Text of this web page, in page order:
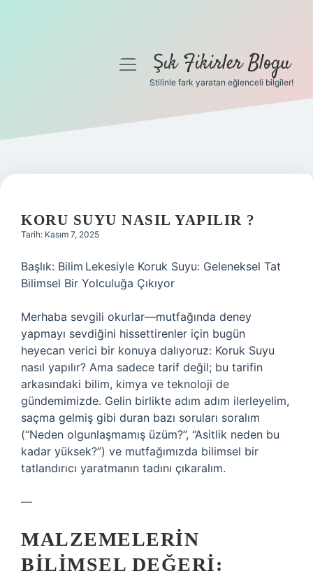
Gizlilik Politikası
Yasal Uyarı
menüyüŞık Fikirler Blogu
Stilinle fark yaratan eğlenceli bilgiler!
KORU SUYU NASIL YAPILIR ?
Tarih: Kasım 7, 2025
Başlık: Bilim Lekesiyle Koruk Suyu: Geleneksel Tat
Bilimsel Bir Yolculuğa Çıkıyor
Merhaba sevgili okurlar—mutfağında deney
yapmayı sevdiğini hissettirenler için bugün
heyecan verici bir konuya dalıyoruz: Koruk Suyu
nasıl yapılır? Ama sadece tarif değil; bu tarifin
arkasındaki bilim, kimya ve teknoloji de
gündemimizde. Gelin birlikte adım adım ilerleyelim,
saçma gelmiş gibi duran bazı soruları soralım
(“Neden olgunlaşmamış üzüm?”, “Asitlik neden bu
kadar yüksek?”) ve mutfağımızda bilimsel bir
tatlandırıcı yaratmanın tadını çıkaralım.
—
MALZEMELERIN
BILIMSEL DEĞERI: